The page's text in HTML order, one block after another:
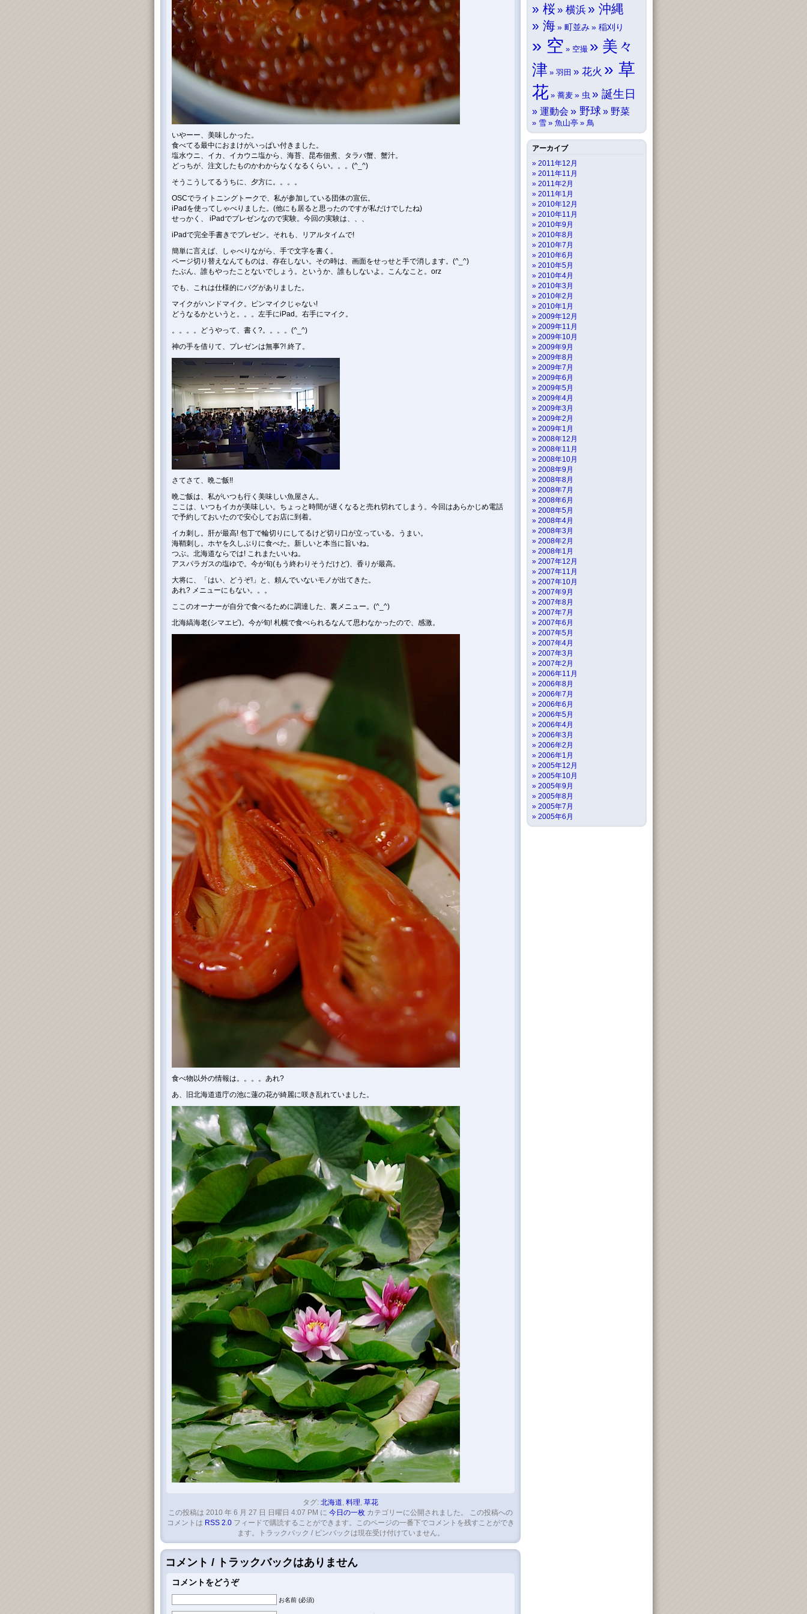
いやーー、美味しかった。
食べてる最中におまけがいっぱい付きました。
塩水ウニ、イカ、イカウニ塩から、海苔、昆布佃煮、タラバ蟹、蟹汁。
どっちが、注文したものかわからなくなるくらい。。。(^_^)
そうこうしてるうちに、夕方に。。。。
OSCでライトニングトークで、私が参加している団体の宣伝。
iPadを使ってしゃべりました。(他にも居ると思ったのですが私だけでしたね)
せっかく、 iPadでプレゼンなので実験。今回の実験は、、、
iPadで完全手書きでプレゼン。それも、リアルタイムで!
簡単に言えば、しゃべりながら、手で文字を書く。
ページ切り替えなんてものは、存在しない。その時は、画面をせっせと手で消します。(^_^)
たぶん、誰もやったことないでしょう。というか、誰もしないよ。こんなこと。orz
でも、これは仕様的にバグがありました。
マイクがハンドマイク。ピンマイクじゃない!
どうなるかというと。。。左手にiPad。右手にマイク。
。。。。どうやって、書く?。。。。(^_^)
神の手を借りて、プレゼンは無事?! 終了。
さてさて、晩ご飯!!
晩ご飯は、私がいつも行く美味しい魚屋さん。
ここは、いつもイカが美味しい。ちょっと時間が遅くなると売れ切れてしまう。今回はあらかじめ電話
で予約しておいたので安心してお店に到着。
イカ刺し。肝が最高! 包丁で輪切りにしてるけど切り口が立っている。うまい。
海鞘刺し。ホヤを久しぶりに食べた。新しいと本当に旨いね。
つぶ。北海道ならでは! これまたいいね。
アスパラガスの塩ゆで。今が旬(もう終わりそうだけど)、香りが最高。
大将に、「はい、どうぞ!」と、頼んでいないモノが出てきた。
あれ? メニューにもない。。。
ここのオーナーが自分で食べるために調達した、裏メニュー。(^_^)
北海縞海老(シマエビ)。今が旬! 札幌で食べられるなんて思わなかったので、感激。
食べ物以外の情報は。。。。あれ?
あ、旧北海道道庁の池に蓮の花が綺麗に咲き乱れていました。
タグ: 北海道, 料理, 草花
この投稿は 2010 年 6 月 27 日 日曜日 4:07 PM に 今日の一枚 カテゴリーに公開されました。 この投稿への
コメントは RSS 2.0フィードで購読することができます。このページの一番下でコメントを残すことができ
ます。トラックバック / ピンバックは現在受け付けていません。
コメント / トラックバックはありません
コメントをどうぞ
お名前 (必須)
桜 横浜
沖縄
海
町並み 稲刈り
空 空撮
美々
津
羽田 花火
草
花
蕎麦 虫 誕生日
運動会 野球 野菜
雪 魚山亭 鳥
アーカイブ
2011年12月
2011年11月
2011年2月
2011年1月
2010年12月
2010年11月
2010年9月
2010年8月
2010年7月
2010年6月
2010年5月
2010年4月
2010年3月
2010年2月
2010年1月
2009年12月
2009年11月
2009年10月
2009年9月
2009年8月
2009年7月
2009年6月
2009年5月
2009年4月
2009年3月
2009年2月
2009年1月
2008年12月
2008年11月
2008年10月
2008年9月
2008年8月
2008年7月
2008年6月
2008年5月
2008年4月
2008年3月
2008年2月
2008年1月
2007年12月
2007年11月
2007年10月
2007年9月
2007年8月
2007年7月
2007年6月
2007年5月
2007年4月
2007年3月
2007年2月
2006年11月
2006年8月
2006年7月
2006年6月
2006年5月
2006年4月
2006年3月
2006年2月
2006年1月
2005年12月
2005年10月
2005年9月
2005年8月
2005年7月
2005年6月